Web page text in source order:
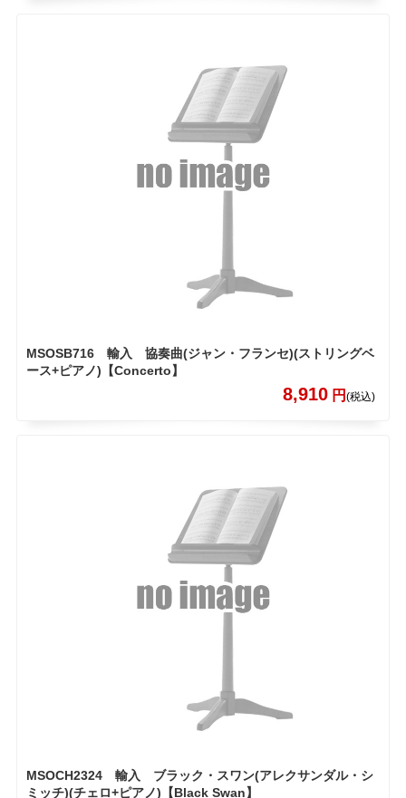
MSOSB716 輸入 協奏曲(ジャン・フランセ)(ストリングベ
ース+ピアノ)【Concerto】
8,910 円(税込)
MSOCH2324 輸入 ブラック・スワン(アレクサンダル・シ
ミッチ)(チェロ+ピアノ)【Black Swan】